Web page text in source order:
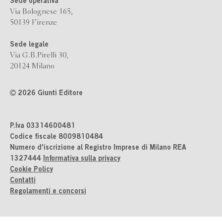
Sede operativa
Via Bolognese 165,
50139 Firenze
Sede legale
Via G.B.Pirelli 30,
20124 Milano
2026 Giunti Editore
P.Iva 03314600481
Codice fiscale 8009810484
Numero d'iscrizione al Registro Imprese di Milano REA
1327444 Informativa sulla privacy
Cookie Policy
Contatti
Regolamenti e concorsi